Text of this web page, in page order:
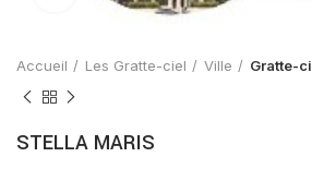
Accueil Les Gratte-ciel Ville Gratte-
STELLA MARIS